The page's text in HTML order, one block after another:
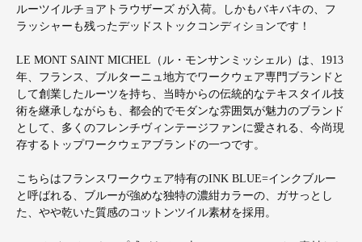
ルーツイルチョアトラウザーズ が入荷。しかもバキバキの、フ
ラッシャーも残ったデッドストックコンディションです！
LE MONT SAINT MICHEL（ル・モンサンミッシェル）は、1913
年、フランス、ブルターニュ地方でワークウェア専門ブランドと
して創業したルーツを持ち、当時からの伝統的なテキスタイル技
術を継承しながらも、都会的でモダンな雰囲気が魅力のブランド
として、多くのフレンチヴィンテージファンに愛される、今尚現
存するトップワークウェアブランドの一つです。
こちらはフランスワークウェア特有のINK BLUE=インクブルー
と呼ばれる、ブルーが強めな独特の濃紺カラーの、ガサっとし
た、やや乾いた質感のコットンツイル素材を採用。